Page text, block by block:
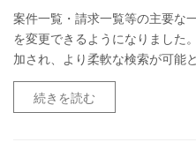
案件一覧・請求一覧等の主要な
を変更できるようになりました
加され、より柔軟な検索が可能
続きを読む